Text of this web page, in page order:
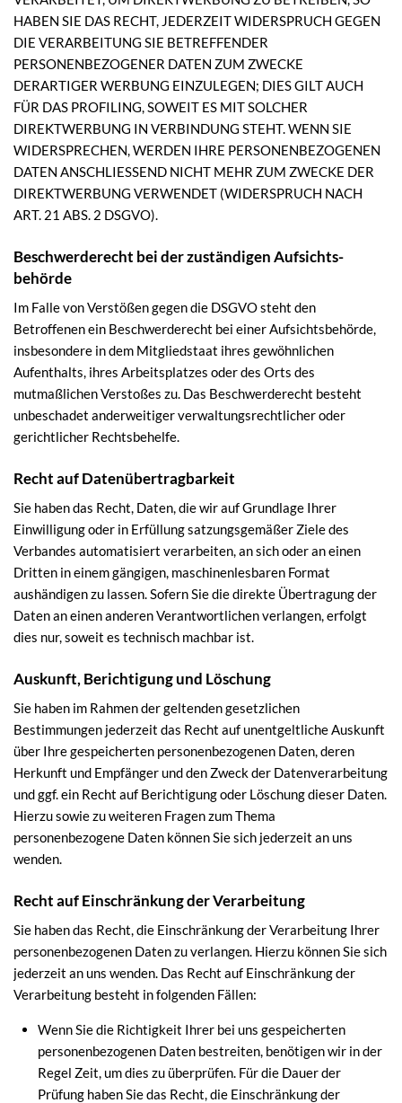
HABEN SIE DAS RECHT, JEDERZEIT WIDERSPRUCH GEGEN
DIE VERARBEITUNG SIE BETREFFENDER
PERSONENBEZOGENER DATEN ZUM ZWECKE
DERARTIGER WERBUNG EINZULEGEN; DIES GILT AUCH
FÜR DAS PROFILING, SOWEIT ES MIT SOLCHER
DIREKTWERBUNG IN VERBINDUNG STEHT. WENN SIE
WIDERSPRECHEN, WERDEN IHRE PERSONENBEZOGENEN
DATEN ANSCHLIESSEND NICHT MEHR ZUM ZWECKE DER
DIREKTWERBUNG VERWENDET (WIDERSPRUCH NACH
ART. 21 ABS. 2 DSGVO).
Beschwerde­recht bei der zuständigen Aufsichts­
behörde
Im Falle von Verstößen gegen die DSGVO steht den
Betroffenen ein Beschwerderecht bei einer Aufsichtsbehörde,
insbesondere in dem Mitgliedstaat ihres gewöhnlichen
Aufenthalts, ihres Arbeitsplatzes oder des Orts des
mutmaßlichen Verstoßes zu. Das Beschwerderecht besteht
unbeschadet anderweitiger verwaltungsrechtlicher oder
gerichtlicher Rechtsbehelfe.
Recht auf Daten­übertrag­barkeit
Sie haben das Recht, Daten, die wir auf Grundlage Ihrer
Einwilligung oder in Erfüllung satzungsgemäßer Ziele des
Verbandes automatisiert verarbeiten, an sich oder an einen
Dritten in einem gängigen, maschinenlesbaren Format
aushändigen zu lassen. Sofern Sie die direkte Übertragung der
Daten an einen anderen Verantwortlichen verlangen, erfolgt
dies nur, soweit es technisch machbar ist.
Auskunft, Berichtigung und Löschung
Sie haben im Rahmen der geltenden gesetzlichen
Bestimmungen jederzeit das Recht auf unentgeltliche Auskunft
über Ihre gespeicherten personenbezogenen Daten, deren
Herkunft und Empfänger und den Zweck der Datenverarbeitung
und ggf. ein Recht auf Berichtigung oder Löschung dieser Daten.
Hierzu sowie zu weiteren Fragen zum Thema
personenbezogene Daten können Sie sich jederzeit an uns
wenden.
Recht auf Einschränkung der Verarbeitung
Sie haben das Recht, die Einschränkung der Verarbeitung Ihrer
personenbezogenen Daten zu verlangen. Hierzu können Sie sich
jederzeit an uns wenden. Das Recht auf Einschränkung der
Verarbeitung besteht in folgenden Fällen:
Wenn Sie die Richtigkeit Ihrer bei uns gespeicherten
personenbezogenen Daten bestreiten, benötigen wir in der
Regel Zeit, um dies zu überprüfen. Für die Dauer der
Prüfung haben Sie das Recht, die Einschränkung der